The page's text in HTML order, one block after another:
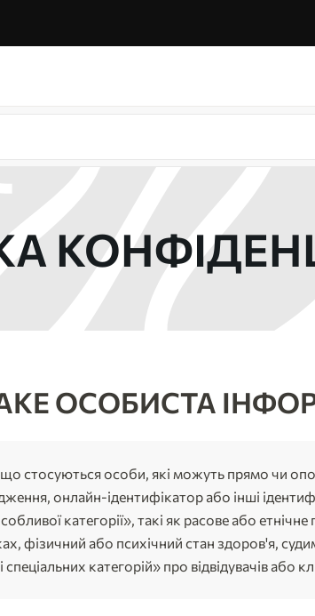
ОСОБИСТА
стосуються особи, які можуть прямо чи
онлайн-ідентифікатор або інші
категорії», такі як расове або етнічне
фізичний або психічний стан здоров'я,
категорій» про відвідувачів або